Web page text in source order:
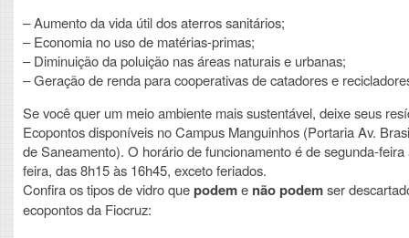
– Aumento da vida útil dos aterros sanitários;
– Economia no uso de matérias-primas;
– Diminuição da poluição nas áreas naturais e urbanas;
– Geração de renda para cooperativas de catadores e
Se você quer um meio ambiente mais sustentável, deixe seus
Ecopontos disponíveis no Campus Manguinhos (Portaria Av.
de Saneamento). O horário de funcionamento é de segunda-feira
feira, das 8h15 às 16h45, exceto feriados.
Confira os tipos de vidro quepodeme não podemser
ecopontos da Fiocruz: